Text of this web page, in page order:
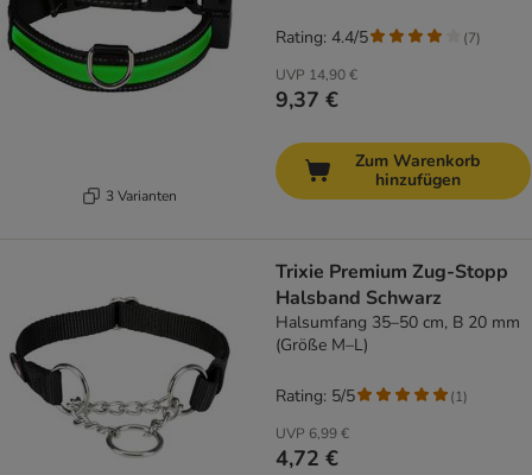
3 Varianten
UVP 14,90 €
9,37 €
Rating: 4.4/5 (7)
Zum Warenkorb
hinzufügen
Trixie Premium Zug-Stopp
Halsband Schwarz
Halsumfang 35–50 cm, B 20 mm
(Größe M–L)
UVP 6,99 €
4,72 €
Rating: 5/5 (1)